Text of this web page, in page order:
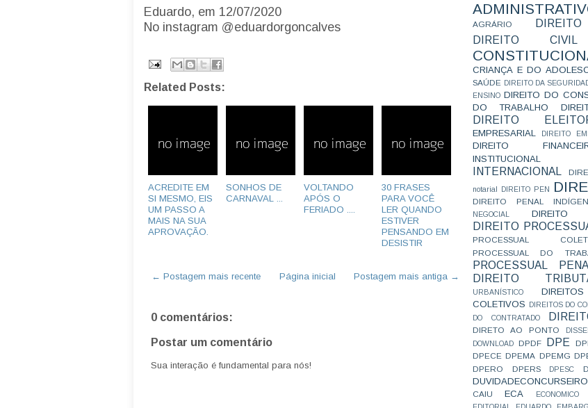
Eduardo, em 12/07/2020
No instagram @eduardorgoncalves
Related Posts:
ACREDITE EM
SI MESMO, EIS
UM PASSO A
MAIS NA SUA
APROVAÇÃO.
SONHOS DE
CARNAVAL ...
VOLTANDO
APÓS O
FERIADO ....
30 FRASES
PARA VOCÊ
LER QUANDO
ESTIVER
PENSANDO EM
DESISTIR
← Postagem mais recente Postagem mais antiga →
Página inicial
0 comentários:
Postar um comentário
Sua interação é fundamental para nós!
AGRÁRIO
DIREITO CIVIL
CRIANÇA E DO
SAÚDE
DIREITO DA
ENSINO DIREITO DO
DO TRABALHO
DIREITO
EMPRESARIAL
DIREITO
DIREITO
INSTITUCIONAL
INTERNACIONAL
notarial DIREITO PEN
DIREITO PENAL
NEGOCIAL
DIREITO
DIREITO
PROCESSUAL
PROCESSUAL DO
PROCESSUAL
DIREITO
URBANÍSTICO
COLETIVOS
DIREITOS DO
DO CONTRATADO
DIRETO AO PONTO
DOWNLOAD DPDF DPE
DPECE DPEMA DPEMG
DPERO
DPERS DPESC
DUVIDADECONCURSEIRO
CAIU
ECA ECONOMICO